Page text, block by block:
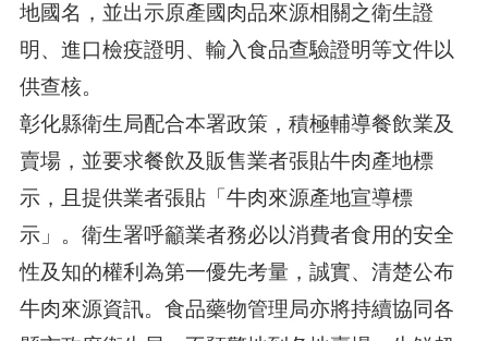
地國名，並出示原產國肉品來源相關之衛生證
明、進口檢疫證明、輸入食品查驗證明等文件以
供查核。
彰化縣衛生局配合本署政策，積極輔導餐飲業及
賣場，並要求餐飲及販售業者張貼牛肉產地標
示，且提供業者張貼「牛肉來源產地宣導標
示」。衛生署呼籲業者務必以消費者食用的安全
性及知的權利為第一優先考量，誠實、清楚公布
牛肉來源資訊。食品藥物管理局亦將持續協同各